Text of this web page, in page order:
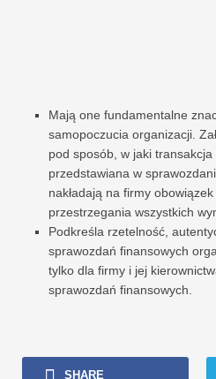
Mają one fundamentalne
samopoczucia organizacji.
pod sposób, w jaki
przedstawiana w
nakładają na firmy
przestrzegania wszystkich
Podkreśla rzetelność,
sprawozdań finansowych
tylko dla firmy i jej
sprawozdań finansowych.
SHARE